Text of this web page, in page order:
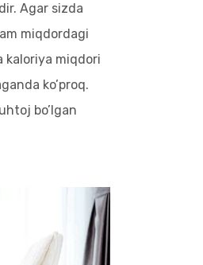
Agar sizda
miqdordagi
kaloriya miqdori
ko’proq.
bo’lgan